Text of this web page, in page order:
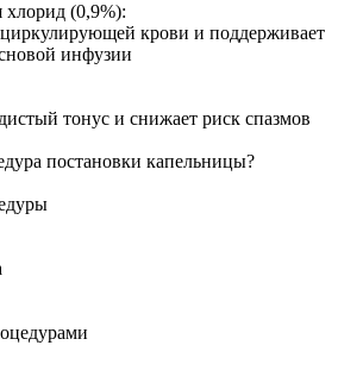
хлорид (0,9%):
крови и поддерживает
инфузии
тонус и снижает риск спазмов
постановки капельницы?